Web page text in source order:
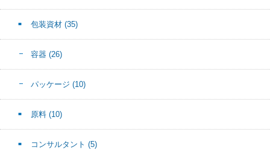
包装資材 (35)
容器 (26)
パッケージ (10)
原料 (10)
コンサルタント (5)